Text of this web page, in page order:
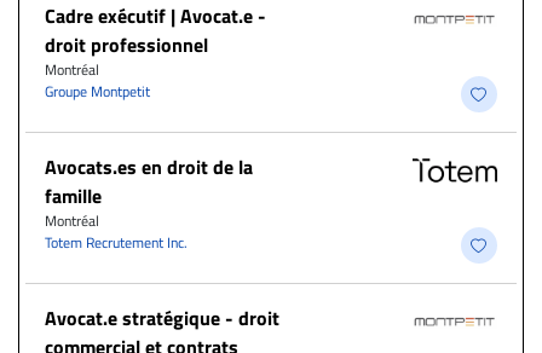
Cadre exécutif | Avocat.e -
droit professionnel
Montréal
Groupe Montpetit
Avocats.es en droit de la
famille
Montréal
Totem Recrutement Inc.
Avocat.e stratégique - droit
commercial et contrats